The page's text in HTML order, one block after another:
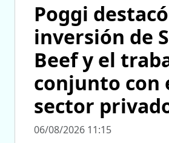
Poggi
inversión de
Beef y el
conjunto con
sector
06/08/2026 11:15